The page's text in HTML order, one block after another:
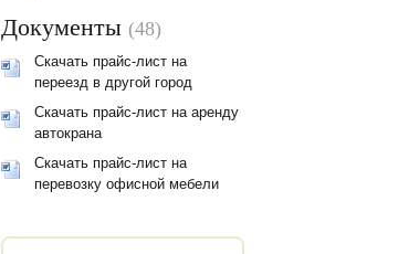
Документы (48)
Скачать прайс-лист на
переезд в другой город
Скачать прайс-лист на аренду
автокрана
Скачать прайс-лист на
перевозку офисной мебели